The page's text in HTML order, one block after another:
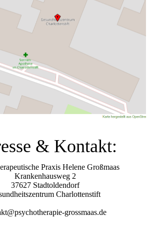
& Kontakt:
Praxis Helene Großmaas
Krankenhausweg 2
37627 Stadtoldendorf
Charlottenstift
grossmaas.de